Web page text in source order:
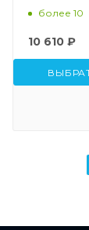
более 10
10 610 ₽